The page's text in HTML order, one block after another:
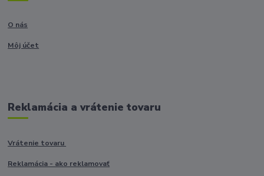
O nás
Môj účet
Reklamácia a vrátenie tovaru
Vrátenie tovaru
Reklamácia - ako reklamovať